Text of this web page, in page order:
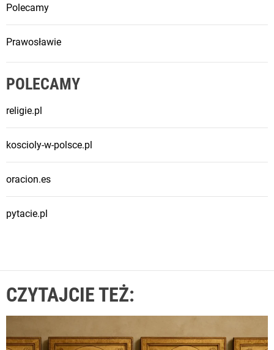
Polecamy
Prawosławie
POLECAMY
religie.pl
koscioly-w-polsce.pl
oracion.es
pytacie.pl
CZYTAJCIE TEŻ: